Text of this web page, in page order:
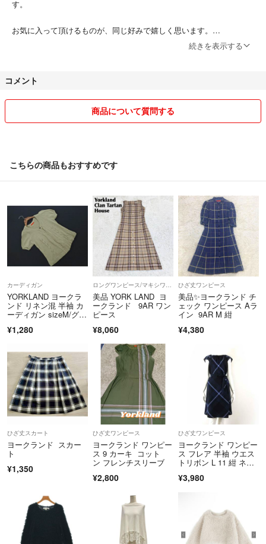
す。
お気に入って頂けるものが、同じ好みで嬉しく思います。
どうぞ宜しくお願い申し上げます。
新品未使用、未開封品も多く出品しています。徐々にUSED商品の出品
や家族、友達からの依頼される品々も出品させて頂きます。
店、もしくはブランドショップで購入した品物で、全て鑑定済の正規品
☆コメント頂ければフォロー割引致します。
☆ お値下げ交渉やご質問は遠慮なくどうぞ(^^)
本当に気持ち程度の価格交渉でしたら感謝の心で承ります(o^^o)お声が
け下さい！
ご希望価格を直接コメント頂ければ幸いです。
☆ギフトラッピングは無料で提供致しますので、お気軽に声かけ下さ
い。プレゼント用にお届けすることができます。
☆普段はリサイクル梱包材を使用させて頂く場合がございます。新品の
商品はプレゼント用にお届け致します。
☆ 梱包の都合により、かんたんラクマパック(日本郵便)⇄かんたんラク
マパック(ヤマト運輸)に変更する場合がございますので、予めご了承下
さいませ。指定のある場合はご購入前に教示頂ければ幸いです。
☆出品を突然削除する事があります。
なるべく早く「いいね」を頂いたお客様にご検討期間の連絡します。
☆配送方法は匿名配送です。
☆出品商品は大切に保管しておりますので、ご安心下さい。また、出品
する際に検品、お手入れ済みです。
☆即購入大歓迎♪
続きを表示する
コメント
商品について質問する
こちらの商品もおすすめです
カーディガン
YORKLAND ヨークラ
ンド リネン混 半袖 カ
ーディガン sizeM/グレ
¥1,280
美品 YORK LAND ヨ
ークランド 9AR ワン
ピース
¥8,060
ひざ丈ワンピース
美品✨ヨークランド チ
ェック ワンピース Aラ
イン 9AR M 紺
¥4,380
ひざ丈スカート
ヨークランド スカー
ト
¥1,350
ひざ丈ワンピース
ヨークランド ワンピー
ス 9 カーキ コット
ン フレンチスリーブ
¥2,800
ひざ丈ワンピース
ヨークランド ワンピー
ス フレア 半袖 ウエス
トリボン L 11 紺 ネイ
¥3,980